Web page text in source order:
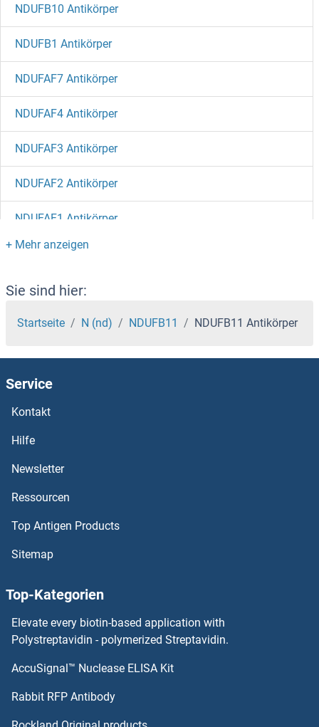
NDUFB10 Antikörper
NDUFB1 Antikörper
NDUFAF7 Antikörper
NDUFAF4 Antikörper
NDUFAF3 Antikörper
NDUFAF2 Antikörper
NDUFAF1 Antikörper
NDUFAB1 Antikörper
NDUFA9 Antikörper
NDUFA8 Antikörper
NDUFA7 Antikörper
NDUFA6 Antikörper
NDUFA4 Antikörper
NDUFA3 Antikörper
NDUFA2 Antikörper
NDUFA12 Antikörper
NDUFA11 Antikörper
NDUFA10 Antikörper
NDUFB2 Antikörper
Sie sind hier:
Startseite N (nd) NDUFB11 NDUFB11 Antikörper
Service
Kontakt
Hilfe
Newsletter
Ressourcen
Top Antigen Products
Sitemap
Top-Kategorien
Elevate every biotin-based application with
Polystreptavidin - polymerized Streptavidin.
AccuSignal™ Nuclease ELISA Kit
Rabbit RFP Antibody